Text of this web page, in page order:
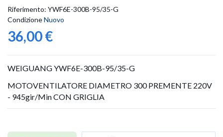
Riferimento: YWF6E-300B-95/35-G
CondizioneNuovo
36,00 €
WEIGUANG YWF6E-300B-95/35-G
MOTOVENTILATORE DIAMETRO 300 PREMENTE 220V
- 945gir/Min CON GRIGLIA